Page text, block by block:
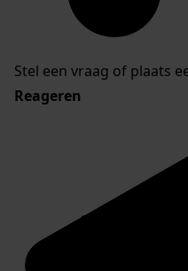
Stel een vraag of plaats
Reageren